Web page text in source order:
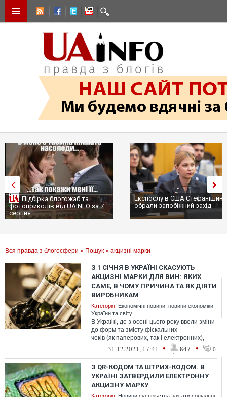
Підбірка блогожаб та
фотоприколів від UAINFO за 7
серпня
Експослу в США
обрали запобіжний захід
Вся правда з блогосфери » Пошук » акцизні марки
З 1 СІЧНЯ В УКРАЇНІ СКАСУЮТЬ
АКЦИЗНІ МАРКИ ДЛЯ ВИН: ЯКИХ
САМЕ, В ЧОМУ ПРИЧИНА ТА ЯК ДІЯТИ
ВИРОБНИКАМ
Категорія: Економічні новини: новини економіки
України та світу.
В Україні, де з осені цього року ввели зміни
до форм та змісту фіскальних
чеків (як паперових, так і електронних),
що стосуються продажу алкогольних н...
31.12.2021, 17:41 • 847 • 0
З QR-КОДОМ ТА ШТРИХ-КОДОМ. В
УКРАЇНІ ЗАТВЕРДИЛИ ЕЛЕКТРОННУ
АКЦИЗНУ МАРКУ